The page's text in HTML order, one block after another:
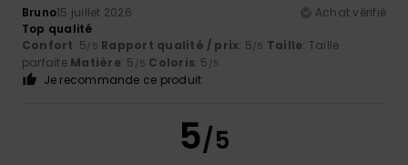
Bruno15 juillet 2026
Achat vérifié
Top qualité
Confort: 5/5 Rapport qualité / prix: 5/5 Taille: Taille
parfaite Matière: 5 /5 Coloris: 5 /5
Je recommande ce produit
5/5